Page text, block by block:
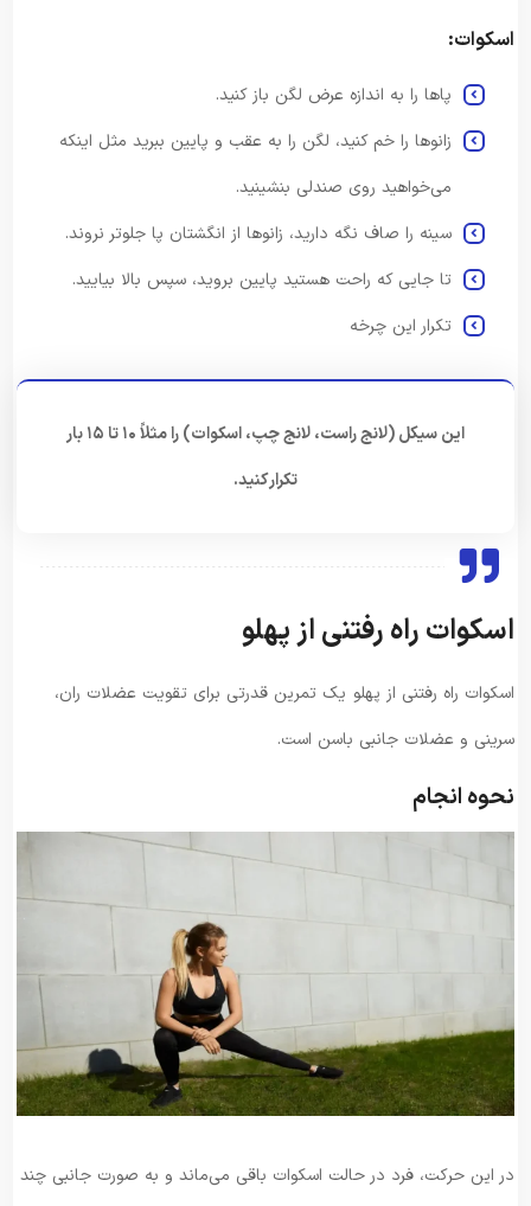
اسکوات:
پاها را به اندازه عرض لگن باز کنید.
زانوها را خم کنید، لگن را به عقب و پایین ببرید مثل اینکه
می‌خواهید روی صندلی بنشینید.
سینه را صاف نگه دارید، زانوها از انگشتان پا جلوتر نروند.
تا جایی که راحت هستید پایین بروید، سپس بالا بیایید.
تکرار این چرخه
این سیکل (لانج راست، لانج چپ، اسکوات) را مثلاً ۱۰ تا ۱۵ بار
تکرار کنید.
اسکوات راه رفتنی از پهلو
اسکوات راه رفتنی از پهلو یک تمرین قدرتی برای تقویت عضلات ران،
سرینی و عضلات جانبی باسن است.
نحوه انجام
در این حرکت، فرد در حالت اسکوات باقی می‌ماند و به صورت جانبی چند